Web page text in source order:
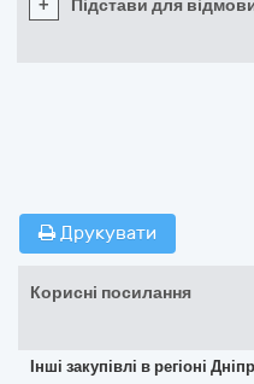
+ Підстави для
Друкувати
Корисні посилання
Інші закупівлі в регіоні